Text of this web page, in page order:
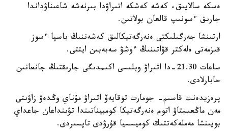
ەسكە سالايىق، كەشە كەشكە اتىراۋدا بىرنەشە شاعىناۋداندا
جارىق ءسونىپ قالعان بولاتىن.
ارتىنشا جەرگىلىكتى ەنەرگەتيكالىق كەشەننىڭ باسپا ءسوز
قىزمەتى ەلەكتر قۋاتىنىڭ ءوشۋ سەبەبىن ايتتى.
ساعات 21.30-دا اتىراۋ وبلىسى اكىمدىگى جارىقتىڭ جانعانىن
حابارلادى.
پرەزيدەنت قاسىم- جومارت توقايەۆ اتىراۋ مۇناي وڭدەۋ زاۋىتى
مەن ماڭعىستاۋ اتوم ەنەرگەتيكا كومبيناتىندا تۋىنداعان جاعداي
بويىنشا مەملەكەتتىك كوميسسيا قۇرۋدى تاپسىردى.